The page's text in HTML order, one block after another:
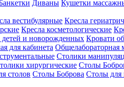
Диваны Кушетки
вестибулярные Кресла
Кресла косметологические
детей и новорожденных Кровати
для кабинета Общелабораторная
Столики
хирургические Столы
столов Столы Боброва Столы для